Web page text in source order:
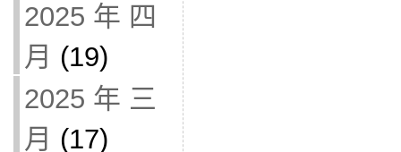
2025 年 四
月 (19)
2025 年 三
月 (17)